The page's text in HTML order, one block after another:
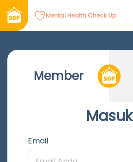
Mental Health Check Up
Member
Masuk
Email